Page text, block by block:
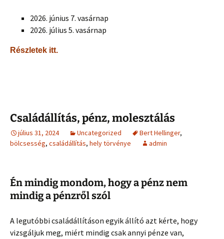
2026. június 7. vasárnap
2026. július 5. vasárnap
Részletek itt.
Családállítás, pénz, molesztálás
július 31, 2024 Uncategorized Bert Hellinger,
bölcsesség, családállítás, hely törvénye admin
Én mindig mondom, hogy a pénz nem
mindig a pénzről szól
A legutóbbi családállításon egyik állító azt kérte, hogy
vizsgáljuk meg, miért mindig csak annyi pénze van,